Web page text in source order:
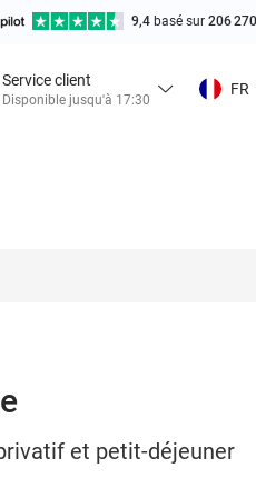
9,4 basé sur 206
Service client
Disponible jusqu'à 17:30
FR
et petit-déjeuner